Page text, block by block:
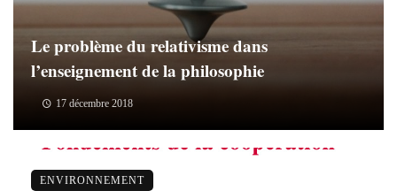
Le problème du relativisme dans
l’enseignement de la philosophie
17 décembre 2018
ENVIRONNEMENT